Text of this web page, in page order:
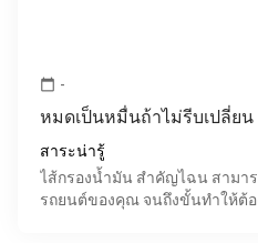
calendar_today -
หมดเป็นหมื่นถ้าไม่รีบเปลี่ย
สาระน่ารู้
ไส้กรองน้ำมัน สำคัญไฉน สามา
รถยนต์ของคุณ จนถึงขั้นทำให้ต้อ